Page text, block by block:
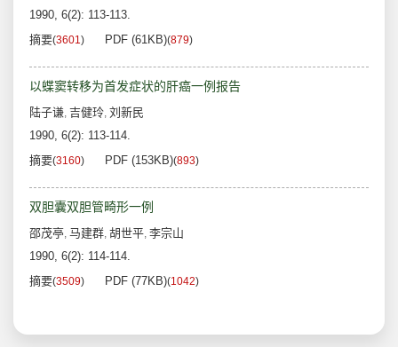
1990, 6(2): 113-113.
摘要(3601) PDF (61KB)(879)
以蝶窦转移为首发症状的肝癌一例报告
陆子谦, 吉健玲, 刘新民
1990, 6(2): 113-114.
摘要(3160) PDF (153KB)(893)
双胆囊双胆管畸形一例
邵茂亭, 马建群, 胡世平, 李宗山
1990, 6(2): 114-114.
摘要(3509) PDF (77KB)(1042)